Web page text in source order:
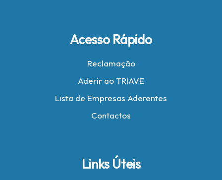
Acesso Rápido
Reclamação
Aderir ao TRIAVE
Lista de Empresas Aderentes
Contactos
Links Úteis